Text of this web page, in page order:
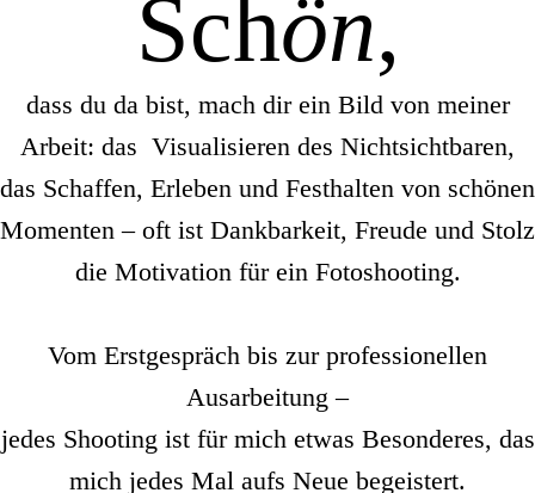
Schön,
dass du da bist, mach dir ein Bild von meiner
Arbeit: das Visualisieren des Nichtsichtbaren,
das Schaffen, Erleben und Festhalten von schönen
Momenten – oft ist Dankbarkeit, Freude und Stolz
die Motivation für ein Fotoshooting.
Vom Erstgespräch bis zur professionellen
Ausarbeitung –
jedes Shooting ist für mich etwas Besonderes, das
mich jedes Mal aufs Neue begeistert.